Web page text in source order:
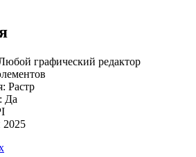
графический редактор
Растр
Да